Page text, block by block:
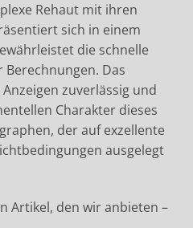
Rehaut mit ihren
sich in einem
die schnelle
Berechnungen. Das
zuverlässig und
Charakter dieses
der auf exzellente
ausgelegt
Artikel, den wir anbieten –